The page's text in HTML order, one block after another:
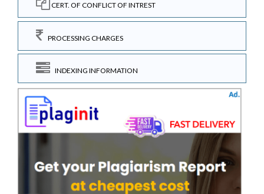
CERT. OF CONFLICT OF INTREST
PROCESSING CHARGES
INDEXING INFORMATION